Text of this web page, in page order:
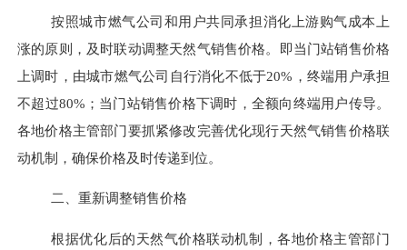
按照城市燃气公司和用户共同承担消化上游购气成本上
涨的原则，及时联动调整天然气销售价格。即当门站销售价格
上调时，由城市燃气公司自行消化不低于20%，终端用户承担
不超过80%；当门站销售价格下调时，全额向终端用户传导。
各地价格主管部门要抓紧修改完善优化现行天然气销售价格联
动机制，确保价格及时传递到位。
二、重新调整销售价格
根据优化后的天然气价格联动机制，各地价格主管部门